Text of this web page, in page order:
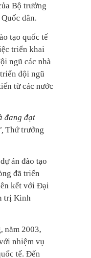
Bộ trưởng
dân.
tạo quốc tế
triển khai
ngũ các nhà
đội ngũ
từ các nước
đang đạt
Thứ trưởng
án đào tạo
đã triển
kết với Đại
trị Kinh
năm 2003,
nhiệm vụ
tế. Đến